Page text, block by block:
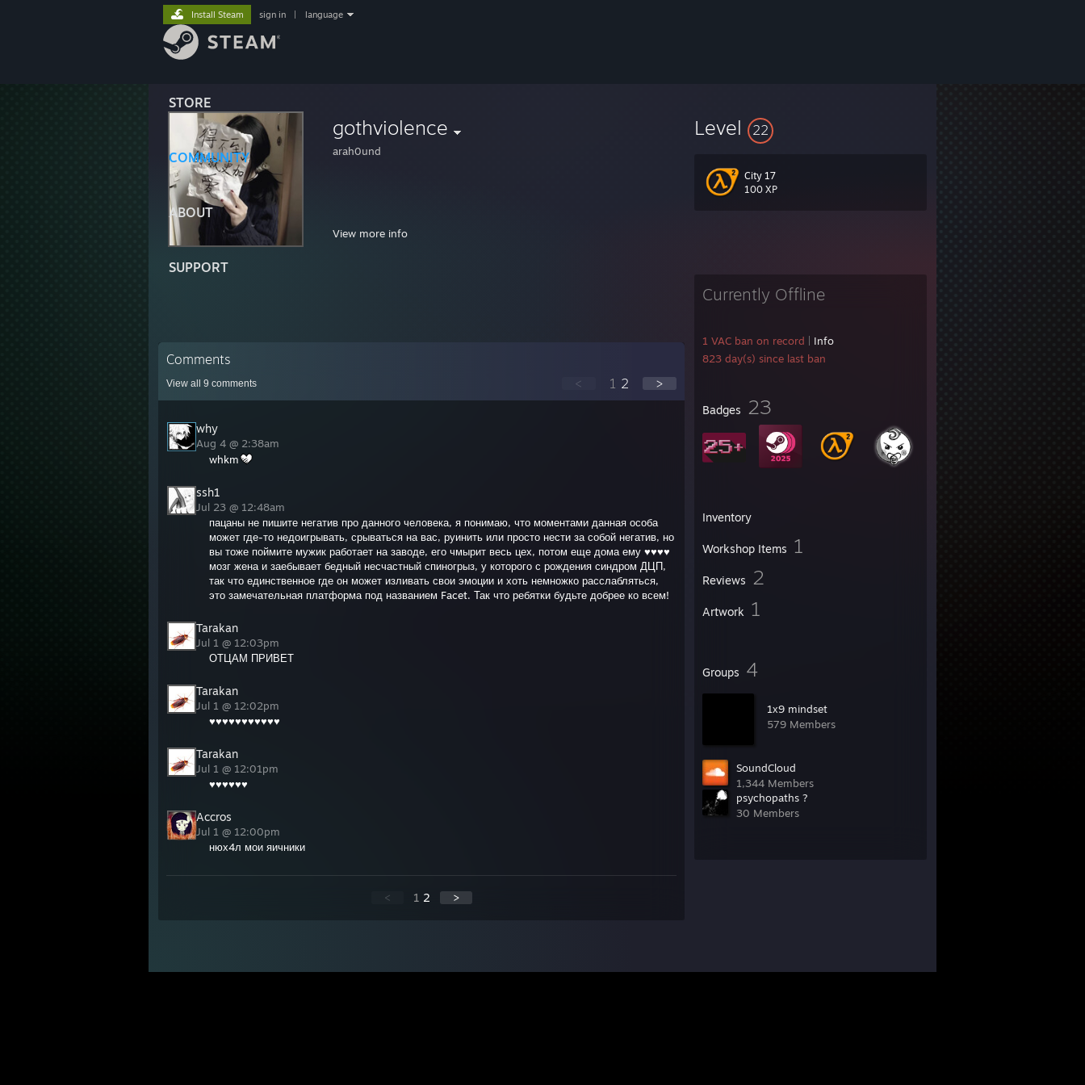
STORE
COMMUNITY
ABOUT
SUPPORT
Install Steam sign in language
gothviolence
arah0und
View more info
Level 22
City 17
100 XP
Currently Offline
1 VAC ban on record
Info
823 day(s) since last ban
Badges 23
Inventory
Workshop Items 1
Reviews 2
Artwork 1
Groups 4
1х9 mindset
579 Members
SoundCloud
1,344 Members
psychopaths ?
30 Members
Comments
View all 9 comments < 1 2 >
why
Aug 4 @ 2:38am
whkm
ssh1
Jul 23 @ 12:48am
пацаны не пишите негатив про данного человека, я понимаю, что моментами данная особа
может где-то недоигрывать, срываться на вас, руинить или просто нести за собой негатив, но
вы тоже поймите мужик работает на заводе, его чмырит весь цех, потом еще дома ему ♥♥♥♥
мозг жена и заебывает бедный несчастный спиногрыз, у которого с рождения синдром ДЦП,
так что единственное где он может изливать свои эмоции и хоть немножко расслабляться,
это замечательная платформа под названием Facet. Так что ребятки будьте добрее ко всем!
Tarakan
Jul 1 @ 12:03pm
ОТЦАМ ПРИВЕТ
Tarakan
Jul 1 @ 12:02pm
♥♥♥♥♥♥♥♥♥♥♥
Tarakan
Jul 1 @ 12:01pm
♥♥♥♥♥♥
Accros
Jul 1 @ 12:00pm
нюх4л мои яичники
< 1 2 >